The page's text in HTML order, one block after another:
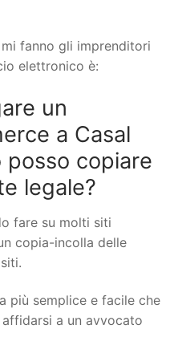
fanno gli imprenditori
elettronico è:
un
a Casal
posso copiare
legale?
fare su molti siti
copia-incolla delle
più semplice e facile che
affidarsi a un avvocato